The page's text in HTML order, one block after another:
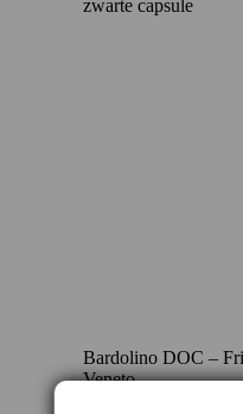
Bardolino DOC –
Veneto